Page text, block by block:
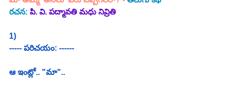
రచన: పి. వి. పద్మావతి మధు నివ్రితి
1)
----- పరిచయం: ------
ఆ ఇంట్లో.. "మా"..